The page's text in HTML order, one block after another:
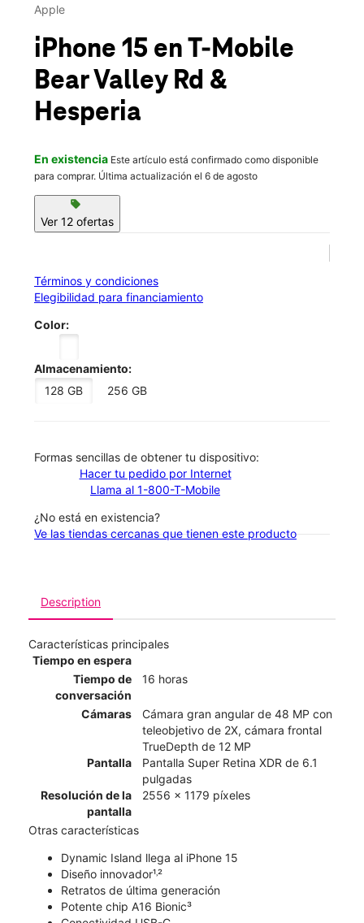
Jue.:
17003 Bear Valley Road F Hesperia, CA 92345
Apple
iPhone 15 en T-Mobile
Bear Valley Rd &
Hesperia
En existencia Este artículo está confirmado como disponible
para comprar. Última actualización el 6 de agosto
sell
Ver 12 ofertas
Términos y condiciones
Elegibilidad para financiamiento
Color:
Almacenamiento:
128 GB
256 GB
​​​​​​​Formas sencillas de obtener tu dispositivo:
Hacer tu pedido por Internet
Llama al 1-800-T-Mobile
¿No está en existencia?
Ve las tiendas cercanas que tienen este producto
Description
Características principales
Tiempo en espera
Tiempo de
conversación
16 horas
Cámaras
Cámara gran angular de 48 MP con
teleobjetivo de 2X, cámara frontal
TrueDepth de 12 MP
Pantalla
Pantalla Super Retina XDR de 6.1
pulgadas
Resolución de la
pantalla
2556 x 1179 píxeles
Otras características
Dynamic Island llega al iPhone 15
Diseño innovador¹˒²
Retratos de última generación
Potente chip A16 Bionic³